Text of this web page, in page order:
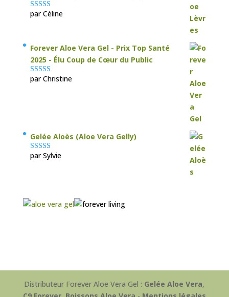
Note5sur 5
par Céline
Forever Aloe Vera Gel - Prix Top Santé
2025 - Élu Coup de Cœur du Public
Note5sur 5
par Christine
Gelée Aloès (Aloe Vera Gelly)
Note5sur 5
par Sylvie
Distributeur Forever Aloe Vera Gel : Gelée Aloe Vera,